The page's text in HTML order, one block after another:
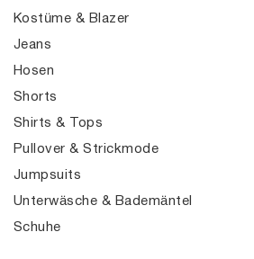
Kostüme & Blazer
Jeans
Hosen
Shorts
Shirts & Tops
Pullover & Strickmode
Jumpsuits
Unterwäsche & Bademäntel
Schuhe